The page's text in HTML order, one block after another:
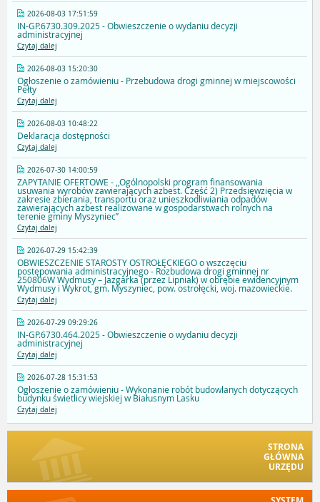
2026-08-03 17:51:59
IN-GP.6730.309.2025 - Obwieszczenie o wydaniu decyzji
administracyjnej
Czytaj dalej
2026-08-03 15:20:30
Ogłoszenie o zamówieniu - Przebudowa drogi gminnej w miejscowości
Pełty
Czytaj dalej
2026-08-03 10:48:22
Deklaracja dostępności
Czytaj dalej
2026-07-30 14:00:59
ZAPYTANIE OFERTOWE - ,,Ogólnopolski program finansowania
usuwania wyrobów zawierających azbest. Część 2) Przedsięwzięcia w
zakresie zbierania, transportu oraz unieszkodliwiania odpadów
zawierających azbest realizowane w gospodarstwach rolnych na
terenie gminy Myszyniec’’
Czytaj dalej
2026-07-29 15:42:39
OBWIESZCZENIE STAROSTY OSTROŁĘCKIEGO o wszczęciu
postępowania administracyjnego - Rozbudowa drogi gminnej nr
250806W Wydmusy – Jazgarka (przez Lipniak) w obrębie ewidencyjnym
Wydmusy i Wykrot, gm. Myszyniec, pow. ostrołęcki, woj. mazowieckie.
Czytaj dalej
2026-07-29 09:29:26
IN-GP.6730.464.2025 - Obwieszczenie o wydaniu decyzji
administracyjnej
Czytaj dalej
2026-07-28 15:31:53
Ogłoszenie o zamówieniu - Wykonanie robót budowlanych dotyczących
budynku świetlicy wiejskiej w Białusnym Lasku
Czytaj dalej
STRONA
GŁÓWNA
URZĘDU